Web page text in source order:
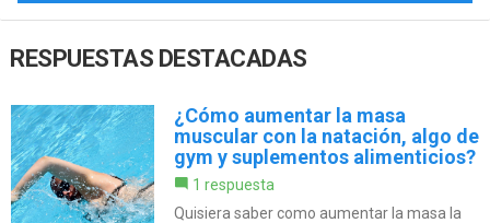
RESPUESTAS DESTACADAS
¿Cómo aumentar la masa
muscular con la natación, algo de
gym y suplementos alimenticios?
1 respuesta
Quisiera saber como aumentar la masa la